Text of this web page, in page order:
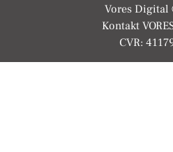
Vores Digital
Kontakt
CVR: